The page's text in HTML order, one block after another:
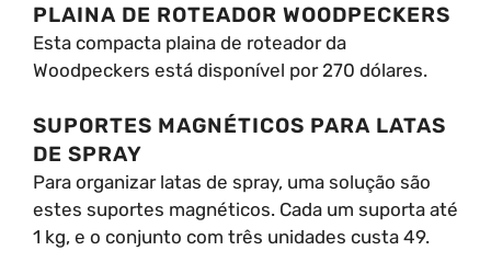
PLAINA DE ROTEADOR WOODPECKERS
Esta compacta plaina de roteador da
Woodpeckers está disponível por 270 dólares.
SUPORTES MAGNÉTICOS PARA LATAS
DE SPRAY
Para organizar latas de spray, uma solução são
estes suportes magnéticos. Cada um suporta até
1 kg, e o conjunto com três unidades custa 49.